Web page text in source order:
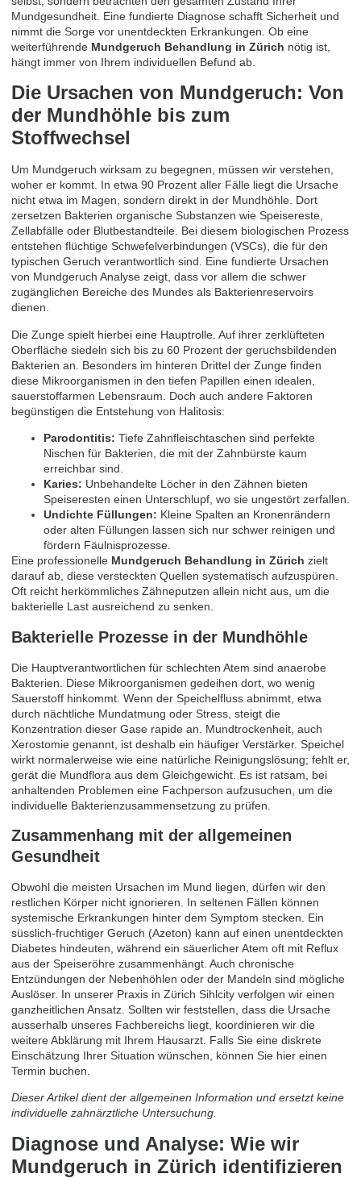
Mundgesundheit. Eine fundierte Diagnose schafft Sicherheit und
nimmt die Sorge vor unentdeckten Erkrankungen. Ob eine
weiterführende Mundgeruch Behandlung in Zürich nötig ist,
hängt immer von Ihrem individuellen Befund ab.
Die Ursachen von Mundgeruch: Von
der Mundhöhle bis zum
Stoffwechsel
Um Mundgeruch wirksam zu begegnen, müssen wir verstehen,
woher er kommt. In etwa 90 Prozent aller Fälle liegt die Ursache
nicht etwa im Magen, sondern direkt in der Mundhöhle. Dort
zersetzen Bakterien organische Substanzen wie Speisereste,
Zellabfälle oder Blutbestandteile. Bei diesem biologischen Prozess
entstehen flüchtige Schwefelverbindungen (VSCs), die für den
typischen Geruch verantwortlich sind. Eine fundierte Ursachen
von Mundgeruch Analyse zeigt, dass vor allem die schwer
zugänglichen Bereiche des Mundes als Bakterienreservoirs
dienen.
Die Zunge spielt hierbei eine Hauptrolle. Auf ihrer zerklüfteten
Oberfläche siedeln sich bis zu 60 Prozent der geruchsbildenden
Bakterien an. Besonders im hinteren Drittel der Zunge finden
diese Mikroorganismen in den tiefen Papillen einen idealen,
sauerstoffarmen Lebensraum. Doch auch andere Faktoren
begünstigen die Entstehung von Halitosis:
Parodontitis: Tiefe Zahnfleischtaschen sind perfekte
Nischen für Bakterien, die mit der Zahnbürste kaum
erreichbar sind.
Karies: Unbehandelte Löcher in den Zähnen bieten
Speiseresten einen Unterschlupf, wo sie ungestört zerfallen.
Undichte Füllungen: Kleine Spalten an Kronenrändern
oder alten Füllungen lassen sich nur schwer reinigen und
fördern Fäulnisprozesse.
Eine professionelle Mundgeruch Behandlung in Zürich zielt
darauf ab, diese versteckten Quellen systematisch aufzuspüren.
Oft reicht herkömmliches Zähneputzen allein nicht aus, um die
bakterielle Last ausreichend zu senken.
Bakterielle Prozesse in der Mundhöhle
Die Hauptverantwortlichen für schlechten Atem sind anaerobe
Bakterien. Diese Mikroorganismen gedeihen dort, wo wenig
Sauerstoff hinkommt. Wenn der Speichelfluss abnimmt, etwa
durch nächtliche Mundatmung oder Stress, steigt die
Konzentration dieser Gase rapide an. Mundtrockenheit, auch
Xerostomie genannt, ist deshalb ein häufiger Verstärker. Speichel
wirkt normalerweise wie eine natürliche Reinigungslösung; fehlt er,
gerät die Mundflora aus dem Gleichgewicht. Es ist ratsam, bei
anhaltenden Problemen eine Fachperson aufzusuchen, um die
individuelle Bakterienzusammensetzung zu prüfen.
Zusammenhang mit der allgemeinen
Gesundheit
Obwohl die meisten Ursachen im Mund liegen, dürfen wir den
restlichen Körper nicht ignorieren. In seltenen Fällen können
systemische Erkrankungen hinter dem Symptom stecken. Ein
süsslich-fruchtiger Geruch (Azeton) kann auf einen unentdeckten
Diabetes hindeuten, während ein säuerlicher Atem oft mit Reflux
aus der Speiseröhre zusammenhängt. Auch chronische
Entzündungen der Nebenhöhlen oder der Mandeln sind mögliche
Auslöser. In unserer Praxis in Zürich Sihlcity verfolgen wir einen
ganzheitlichen Ansatz. Sollten wir feststellen, dass die Ursache
ausserhalb unseres Fachbereichs liegt, koordinieren wir die
weitere Abklärung mit Ihrem Hausarzt. Falls Sie eine diskrete
Einschätzung Ihrer Situation wünschen, können Sie hier einen
Termin buchen
Dieser Artikel dient der allgemeinen Information und ersetzt keine
individuelle zahnärztliche Untersuchung.
Diagnose und Analyse: Wie wir
Mundgeruch in Zürich identifizieren